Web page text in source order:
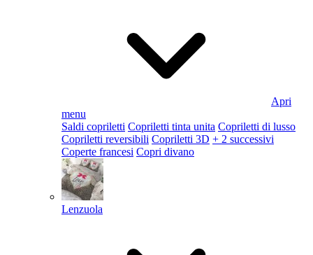
Apri
menu
Saldi copriletti Copriletti tinta unita Copriletti di lusso
Copriletti reversibili Copriletti 3D + 2 successivi
Coperte francesi Copri divano
Lenzuola